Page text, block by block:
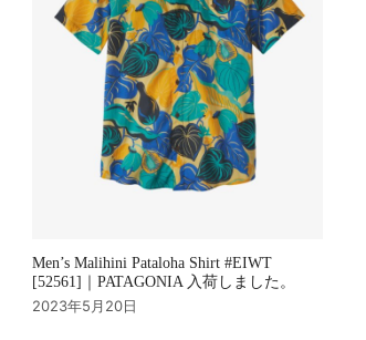
Men’s Malihini Pataloha Shirt #EIWT
[52561]｜PATAGONIA 入荷しました。
2023年5月20日